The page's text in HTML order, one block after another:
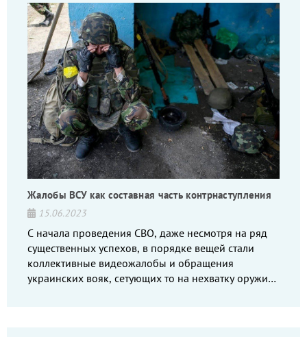
Жалобы ВСУ как составная часть контрнаступления
15.06.2023
С начала проведения СВО, даже несмотря на ряд
существенных успехов, в порядке вещей стали
коллективные видеожалобы и обращения
украинских вояк, сетующих то на нехватку оружия,